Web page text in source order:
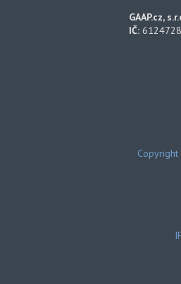
GAAP.cz,
IČ:
Copyright